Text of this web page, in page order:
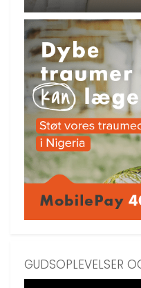
GUDSOPLEVELSER